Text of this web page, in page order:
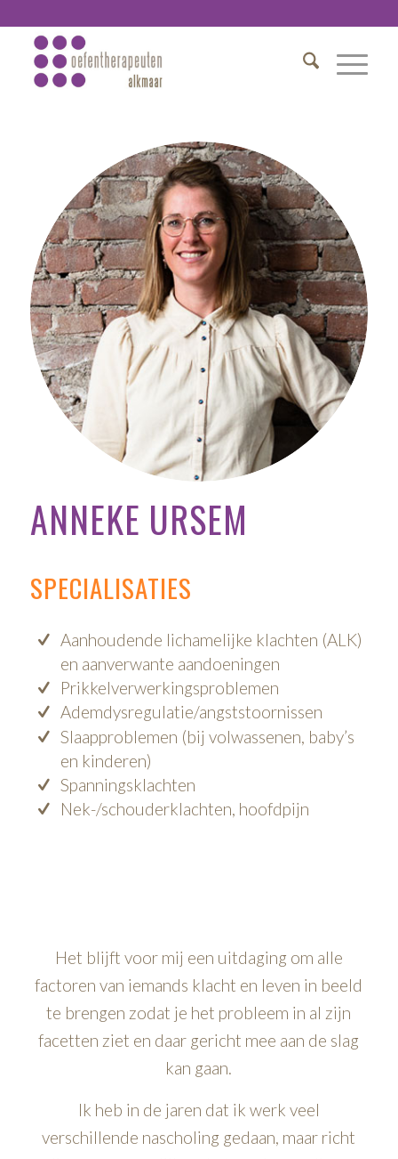
ANNEKE URSEM
SPECIALISATIES
Aanhoudende lichamelijke klachten (ALK)
en aanverwante aandoeningen
Prikkelverwerkingsproblemen
Ademdysregulatie/angststoornissen
Slaapproblemen (bij volwassenen, baby’s
en kinderen)
Spanningsklachten
Nek-/schouderklachten, hoofdpijn
Het blijft voor mij een uitdaging om alle
factoren van iemands klacht en leven in beeld
te brengen zodat je het probleem in al zijn
facetten ziet en daar gericht mee aan de slag
kan gaan.
Ik heb in de jaren dat ik werk veel
verschillende nascholing gedaan, maar richt